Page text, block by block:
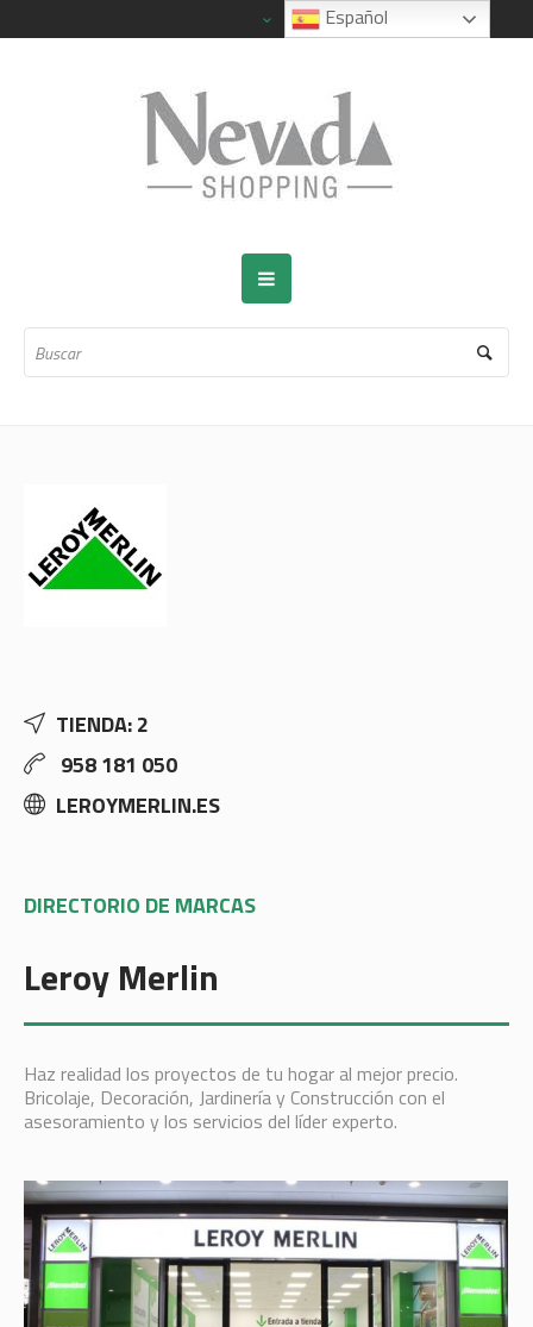
TIENDA: 2
958 181 050
LEROYMERLIN.ES
DIRECTORIO DE MARCAS
Leroy Merlin
Haz realidad los proyectos de tu hogar al mejor precio.
Bricolaje, Decoración, Jardinería y Construcción con el
asesoramiento y los servicios del líder experto.
Español